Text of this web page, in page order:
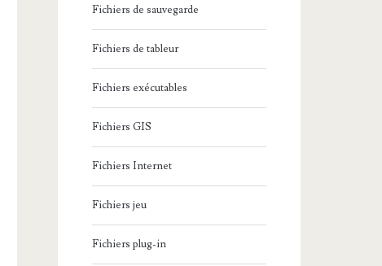
Fichiers de sauvegarde
Fichiers de tableur
Fichiers exécutables
Fichiers GIS
Fichiers Internet
Fichiers jeu
Fichiers plug-in